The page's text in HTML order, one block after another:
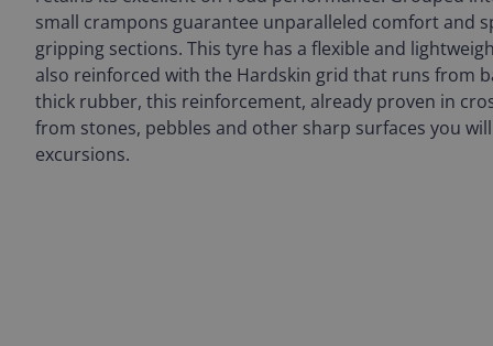
small crampons guarantee unparalleled comfort and
gripping sections. This tyre has a flexible and
also reinforced with the Hardskin grid that runs from
thick rubber, this reinforcement, already proven in
from stones, pebbles and other sharp surfaces you
excursions.